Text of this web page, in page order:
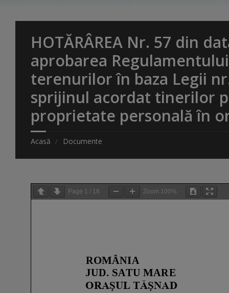
HOTĂRÂREA Nr. 57 din
aprobarea
terenurilor în baza Legii
sprijinul acordat tinerilor
proprietate personală în
Acasă Documente
Page 1 / 18 Zoom 100%